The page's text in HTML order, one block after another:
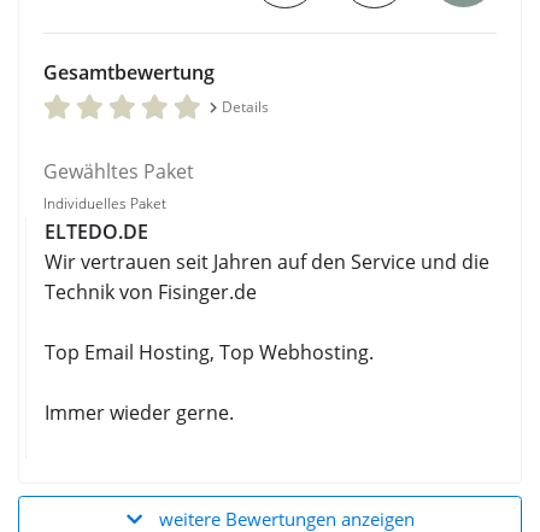
Gesamtbewertung
Details
Gewähltes Paket
Individuelles Paket
ELTEDO.DE
Wir vertrauen seit Jahren auf den Service und die
Technik von Fisinger.de
Top Email Hosting, Top Webhosting.
Immer wieder gerne.
weitere Bewertungen anzeigen